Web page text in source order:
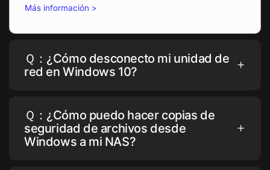
Más información >
Ｑ：¿Cómo desconecto mi unidad de
red en Windows 10?
Ｑ：¿Cómo puedo hacer copias de
seguridad de archivos desde
Windows a mi NAS?